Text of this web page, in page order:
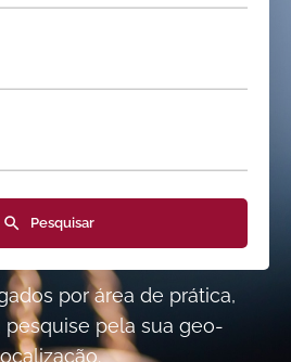
Pesquisar
por área de prática,
pesquise pela sua geo-